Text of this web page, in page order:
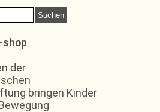
size.
size.
der
bringen Kinder